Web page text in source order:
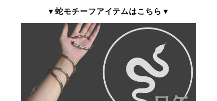
▼蛇モチーフアイテムはこちら▼